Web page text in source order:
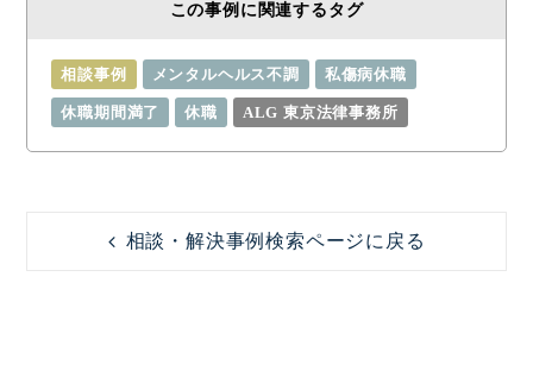
この事例に関連するタグ
相談事例 メンタルヘルス不調 私傷病休職
休職期間満了 休職 ALG 東京法律事務所
相談・解決事例検索ページに戻る